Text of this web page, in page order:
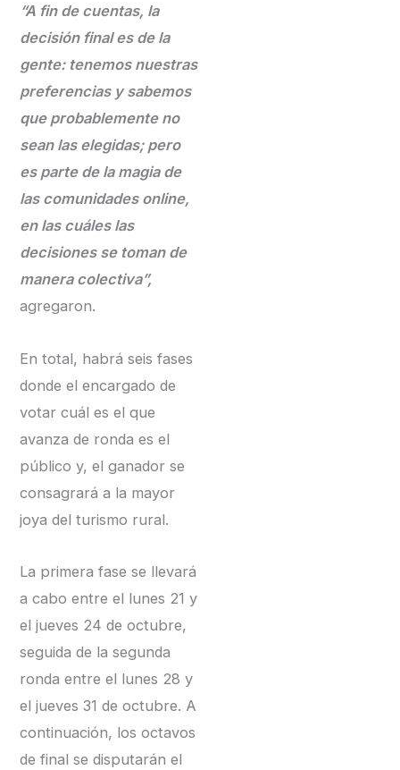
“A fin de cuentas, la
decisión final es de la
gente: tenemos nuestras
preferencias y sabemos
que probablemente no
sean las elegidas; pero
es parte de la magia de
las comunidades online,
en las cuáles las
decisiones se toman de
manera colectiva”,
agregaron.
En total, habrá seis fases
donde el encargado de
votar cuál es el que
avanza de ronda es el
público y, el ganador se
consagrará a la mayor
joya del turismo rural.
La primera fase se llevará
a cabo entre el lunes 21 y
el jueves 24 de octubre,
seguida de la segunda
ronda entre el lunes 28 y
el jueves 31 de octubre. A
continuación, los octavos
de final se disputarán el